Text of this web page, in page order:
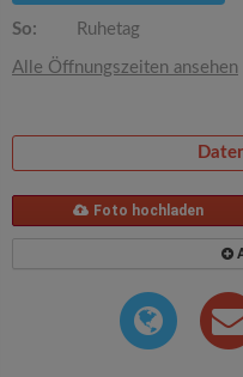
So: Ruhetag
Alle Öffnungszeiten ansehen
Foto hochladen